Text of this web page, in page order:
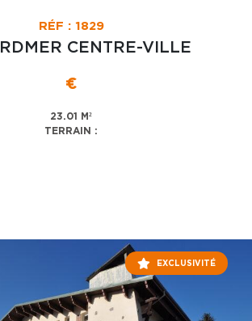
RÉF : 1829
CENTRE-VILLE
€
23.01 M²
TERRAIN :
EXCLUSIVITÉ